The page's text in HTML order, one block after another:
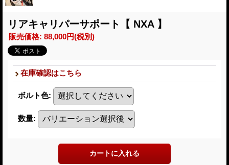
リアキャリパーサポート【 NXA 】
販売価格: 88,000円(税別)
在庫確認はこちら
ボルト色:
数量: